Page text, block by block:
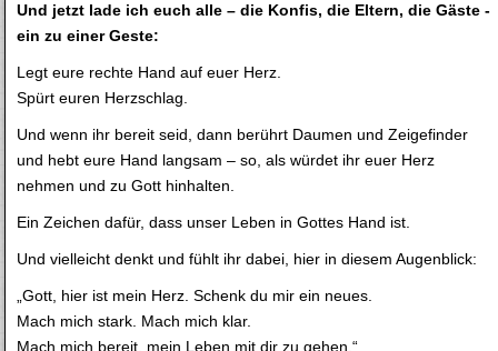
Und jetzt lade ich euch alle – die Konfis, die Eltern, die Gäste -
ein zu einer Geste:
Legt eure rechte Hand auf euer Herz.
Spürt euren Herzschlag.
Und wenn ihr bereit seid, dann berührt Daumen und Zeigefinder
und hebt eure Hand langsam – so, als würdet ihr euer Herz
nehmen und zu Gott hinhalten.
Ein Zeichen dafür, dass unser Leben in Gottes Hand ist.
Und vielleicht denkt und fühlt ihr dabei, hier in diesem Augenblick:
„Gott, hier ist mein Herz. Schenk du mir ein neues.
Mach mich stark. Mach mich klar.
Mach mich bereit, mein Leben mit dir zu gehen.“